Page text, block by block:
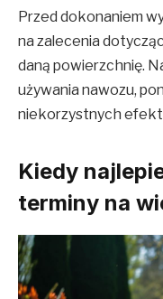
Przed dokonaniem
na zalecenia
daną powierzchnię.
używania nawozu,
niekorzystnych
Kiedy
terminy na